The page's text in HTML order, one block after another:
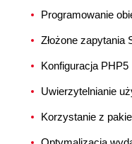
Programowanie
Złożone zapytania
Konfiguracja PHP5
Uwierzytelnianie
Korzystanie z